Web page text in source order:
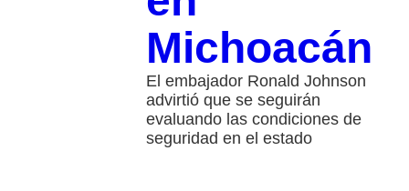
Michoacán
El embajador Ronald Johnson
advirtió que se seguirán
evaluando las condiciones de
seguridad en el estado